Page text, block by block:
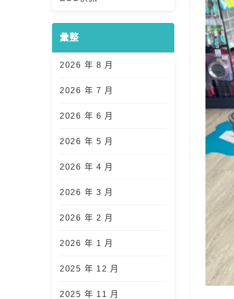
彙整
2026 年 8 月
2026 年 7 月
2026 年 6 月
2026 年 5 月
2026 年 4 月
2026 年 3 月
2026 年 2 月
2026 年 1 月
2025 年 12 月
2025 年 11 月